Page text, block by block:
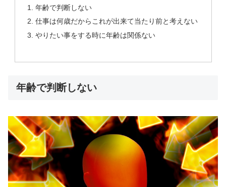
年齢で判断しない
仕事は何歳だからこれが出来て当たり前と考えない
やりたい事をする時に年齢は関係ない
年齢で判断しない